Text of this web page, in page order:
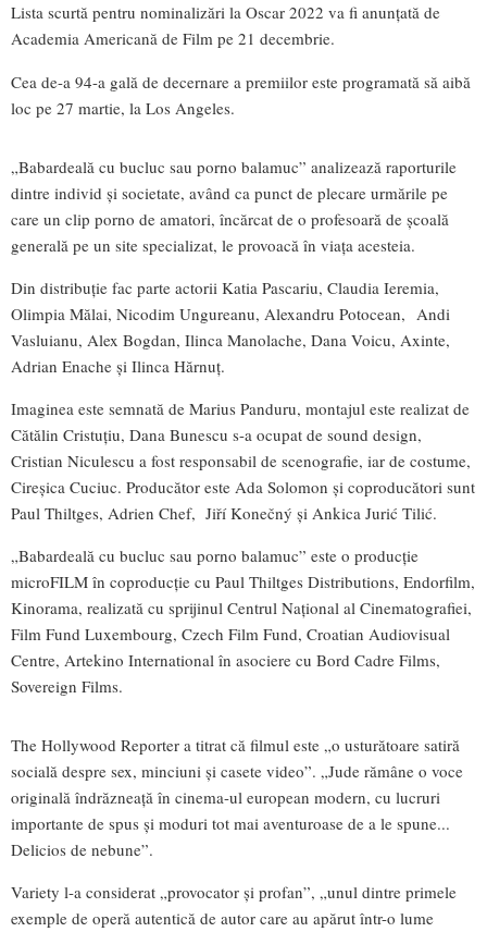
Lista scurtă pentru nominalizări la Oscar 2022 va fi anunțată de
Academia Americană de Film pe 21 decembrie.
Cea de-a 94-a gală de decernare a premiilor este programată să aibă
loc pe 27 martie, la Los Angeles.
„Babardeală cu bucluc sau porno balamuc” analizează raporturile
dintre individ şi societate, având ca punct de plecare urmările pe
care un clip porno de amatori, încărcat de o profesoară de şcoală
generală pe un site specializat, le provoacă în viaţa acesteia.
Din distribuţie fac parte actorii Katia Pascariu, Claudia Ieremia,
Olimpia Mălai, Nicodim Ungureanu, Alexandru Potocean, Andi
Vasluianu, Alex Bogdan, Ilinca Manolache, Dana Voicu, Axinte,
Adrian Enache şi Ilinca Hărnuţ.
Imaginea este semnată de Marius Panduru, montajul este realizat de
Cătălin Cristuţiu, Dana Bunescu s-a ocupat de sound design,
Cristian Niculescu a fost responsabil de scenografie, iar de costume,
Cireşica Cuciuc. Producător este Ada Solomon şi coproducători sunt
Paul Thiltges, Adrien Chef, Jiří Konečný şi Ankica Jurić Tilić.
„Babardeală cu bucluc sau porno balamuc” este o producţie
microFILM în coproducţie cu Paul Thiltges Distributions, Endorfilm,
Kinorama, realizată cu sprijinul Centrul Naţional al Cinematografiei,
Film Fund Luxembourg, Czech Film Fund, Croatian Audiovisual
Centre, Artekino International în asociere cu Bord Cadre Films,
Sovereign Films.
The Hollywood Reporter a titrat că filmul este „o usturătoare satiră
socială despre sex, minciuni şi casete video”. „Jude rămâne o voce
originală îndrăzneaţă în cinema-ul european modern, cu lucruri
importante de spus şi moduri tot mai aventuroase de a le spune...
Delicios de nebune”.
Variety l-a considerat „provocator şi profan”, „unul dintre primele
exemple de operă autentică de autor care au apărut într-o lume